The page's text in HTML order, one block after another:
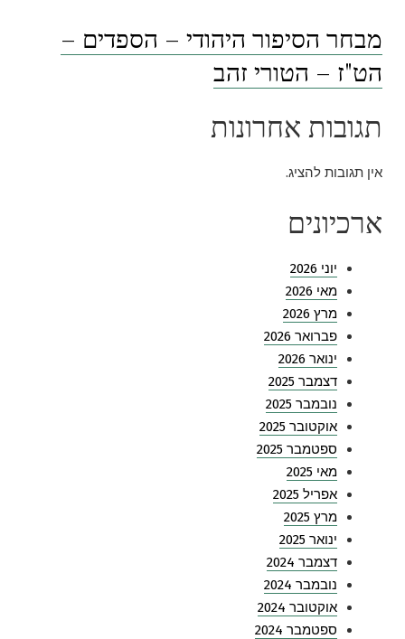
מבחר הסיפור היהודי – הספדים –
הט"ז – הטורי זהב
תגובות אחרונות
אין תגובות להציג.
ארכיונים
יוני 2026
מאי 2026
מרץ 2026
פברואר 2026
ינואר 2026
דצמבר 2025
נובמבר 2025
אוקטובר 2025
ספטמבר 2025
מאי 2025
אפריל 2025
מרץ 2025
ינואר 2025
דצמבר 2024
נובמבר 2024
אוקטובר 2024
ספטמבר 2024